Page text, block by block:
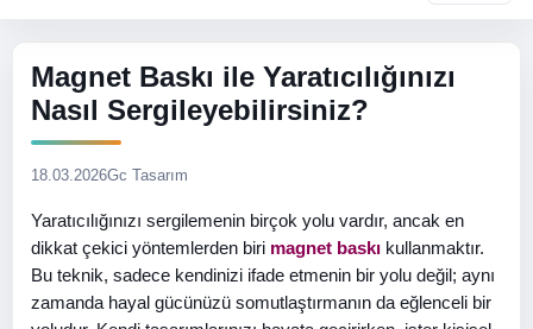
Magnet Baskı ile Yaratıcılığınızı
Nasıl Sergileyebilirsiniz?
18.03.2026Gc Tasarım
Yaratıcılığınızı sergilemenin birçok yolu vardır, ancak en
dikkat çekici yöntemlerden biri magnet baskı kullanmaktır.
Bu teknik, sadece kendinizi ifade etmenin bir yolu değil; aynı
zamanda hayal gücünüzü somutlaştırmanın da eğlenceli bir